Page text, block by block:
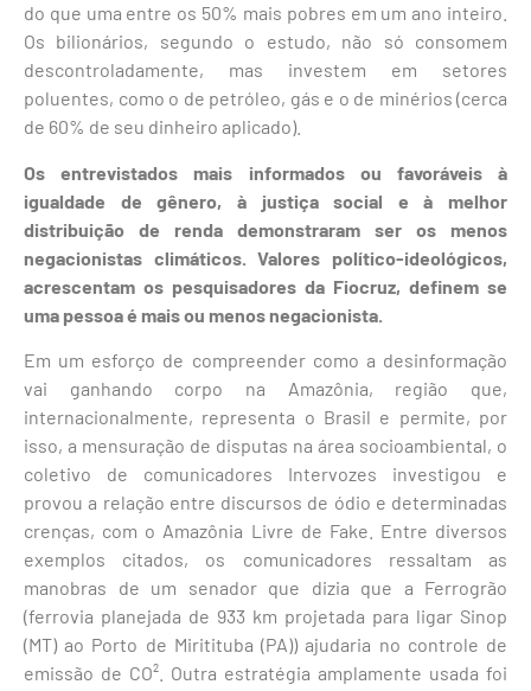
do que uma entre os 50% mais pobres em um ano inteiro.
Os bilionários, segundo o estudo, não só consomem
descontroladamente, mas investem em setores
poluentes, como o de petróleo, gás e o de minérios (cerca
de 60% de seu dinheiro aplicado).
Os entrevistados mais informados ou favoráveis à
igualdade de gênero, à justiça social e à melhor
distribuição de renda demonstraram ser os menos
negacionistas climáticos. Valores político-ideológicos,
acrescentam os pesquisadores da Fiocruz, definem se
uma pessoa é mais ou menos negacionista.
Em um esforço de compreender como a desinformação
vai ganhando corpo na Amazônia, região que,
internacionalmente, representa o Brasil e permite, por
isso, a mensuração de disputas na área socioambiental, o
coletivo de comunicadores Intervozes investigou e
provou a relação entre discursos de ódio e determinadas
crenças, com o Amazônia Livre de Fake. Entre diversos
exemplos citados, os comunicadores ressaltam as
manobras de um senador que dizia que a Ferrogrão
(ferrovia planejada de 933 km projetada para ligar Sinop
(MT) ao Porto de Miritituba (PA)) ajudaria no controle de
emissão de CO². Outra estratégia amplamente usada foi